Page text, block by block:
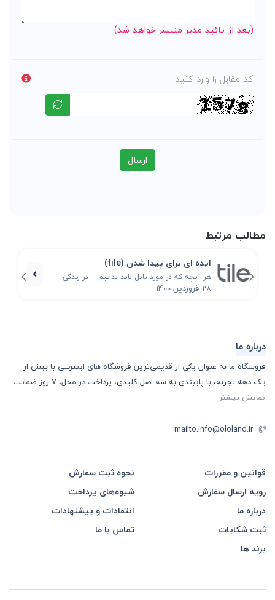
(بعد از تائید مدیر منتشر خواهد شد)
کد مقابل را وارد کنید
ارسال
مطالب مرتبط
ایده ای برای پیدا شدن (tile)
هر آنچه که در مورد تایل باید بدانیم در زندگی
ماشینی امروزی که همه چیز دستخوش سرعت شده و
28 فروردین1400
درباره ما
فروشگاه ما به عنوان یکی از قدیمی‌ترین فروشگاه های اینترنتی با بیش از
یک دهه تجربه، با پایبندی به سه اصل کلیدی، پرداخت در محل، 7 روز ضمانت
نمایش بیشتر
mailto:info@ololand.ir
قوانین و مقررات
نحوه ثبت سفارش
رویه ارسال سفارش
شیوه‌های پرداخت
درباره ما
انتقادات و پیشنهادات
ثبت شکایات
تماس با ما
برند ها